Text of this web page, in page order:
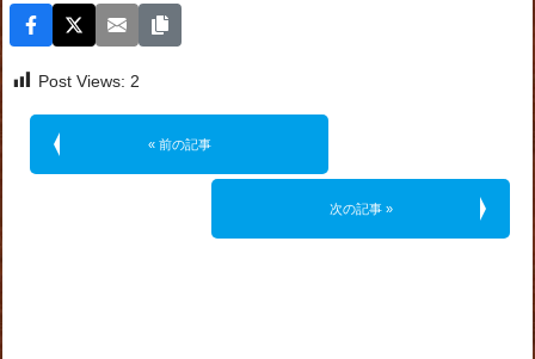
Post Views: 2
« 前の記事
次の記事 »